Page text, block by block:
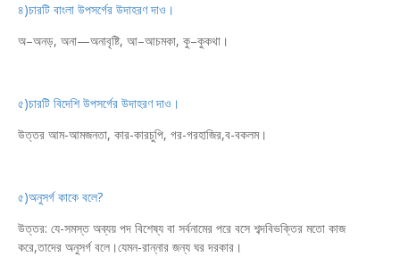
৪)চারটি বাংলা উপসর্গের উদাহরণ দাও।
অ–অনড়, অনা—অনাবৃষ্টি, আ–আচমকা, কু–কুকথা।
৫)চারটি বিদেশি উপসর্গের উদাহরণ দাও।
উত্তর আম-আমজনতা, কার-কারচুপি, গর-গরহাজির,ব-বকলম।
৫)অনুসর্গ কাকে বলে?
উত্তর: যে-সমস্ত অব্যয় পদ বিশেষ্য বা সর্বনামের পরে বসে শব্দবিভক্তির মতো কাজ
করে,তাদের অনুসর্গ বলে।যেমন-রান্নার জন্য ঘর দরকার।